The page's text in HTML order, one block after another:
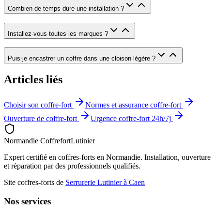
Combien de temps dure une installation ?
Installez-vous toutes les marques ?
Puis-je encastrer un coffre dans une cloison légère ?
Articles liés
Choisir son coffre-fort
Normes et assurance coffre-fort
Ouverture de coffre-fort
Urgence coffre-fort 24h/7j
Normandie CoffrefortLutinier
Expert certifié en coffres-forts en Normandie. Installation, ouverture
et réparation par des professionnels qualifiés.
Site coffres-forts de Serrurerie Lutinier à Caen
Nos services